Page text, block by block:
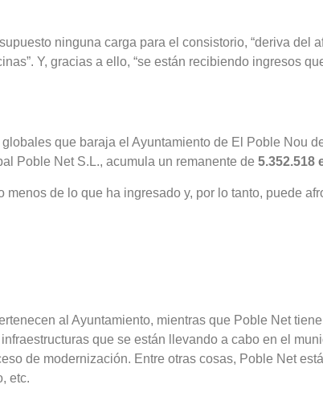
ninguna carga para el consistorio, “deriva del
Y, gracias a ello, “se están recibiendo ingresos
que baraja el Ayuntamiento de El Poble Nou
Poble Net S.L., acumula un remanente de 5.352.518
de lo que ha ingresado y, por lo tanto, puede
al Ayuntamiento, mientras que Poble Net
que se están llevando a cabo en el
de modernización. Entre otras cosas, Poble Net
etc.